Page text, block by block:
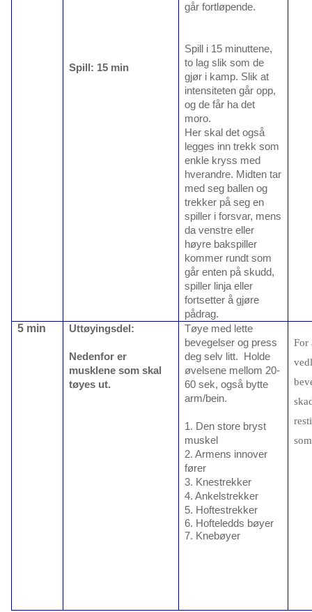
Spill: 15 min
går fortløpende.
Spill i 15 minuttene,
to lag slik som de
gjør i kamp. Slik at
intensiteten går opp,
og de får ha det
moro.
Her skal det også
legges inn trekk som
enkle kryss med
hverandre. Midten tar
med seg ballen og
trekker på seg en
spiller i forsvar, mens
da venstre eller
høyre bakspiller
kommer rundt som
går enten på skudd,
spiller linja eller
fortsetter å gjøre
pådrag.
5 min Uttøyingsdel:
Nedenfor er
musklene som skal
tøyes ut.
Tøye med lette
bevegelser og press
deg selv litt. Holde
øvelsene mellom 20-
60 sek, også bytte
arm/bein.
1. Den store bryst
muskel
2. Armens innover
fører
3. Knestrekker
4. Ankelstrekker
5. Hoftestrekker
6. Hofteledds bøyer
7. Knebøyer
For